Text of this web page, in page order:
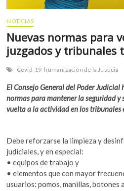
NOTICIAS
Nuevas normas para
juzgados y tribunales
Covid-19 humanización de la Justicia
El Consejo General del Poder
normas para mantener la seguridad y
vuelta a la actividad en los tribunales
Debe reforzarse la limpieza y
judiciales, y en especial:
• equipos de trabajo y
• elementos que con mayor
usuarios: pomos, manillas, botones